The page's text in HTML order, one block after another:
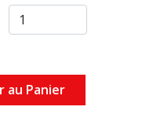
au Panier